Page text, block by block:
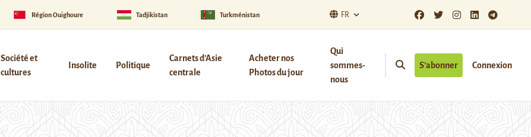
Région Ouïghoure Tadjikistan Turkménistan FR
Société et
cultures
Insolite Politique
Carnets d’Asie
centrale
Acheter nos
Photos du jour
Qui
sommes-
nous
S’abonner Connexion